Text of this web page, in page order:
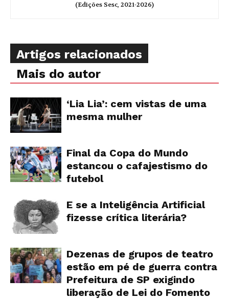
(Edições Sesc, 2021-2026)
Artigos relacionados
Mais do autor
‘Lia Lia’: cem vistas de uma
mesma mulher
Final da Copa do Mundo
estancou o cafajestismo do
futebol
E se a Inteligência Artificial
fizesse crítica literária?
Dezenas de grupos de teatro
estão em pé de guerra contra
Prefeitura de SP exigindo
liberação de Lei do Fomento